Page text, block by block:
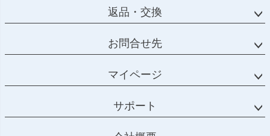
返品・交換
お問合せ先
マイページ
サポート